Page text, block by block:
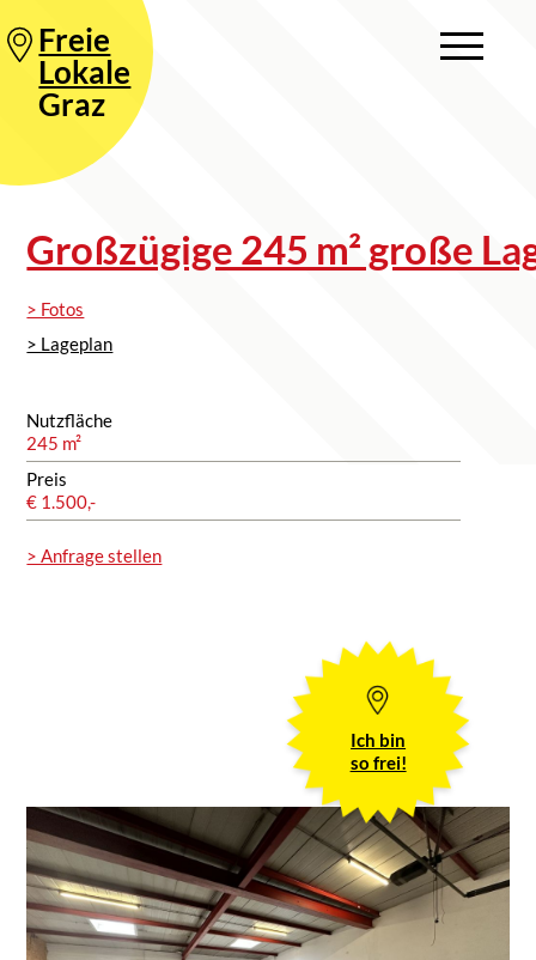
Freie
Lokale
Graz
Großzügige 245 m² große
> Fotos
> Lageplan
Nutzfläche
245 m²
Preis
€ 1.500,-
> Anfrage stellen
Ich bin
so frei!